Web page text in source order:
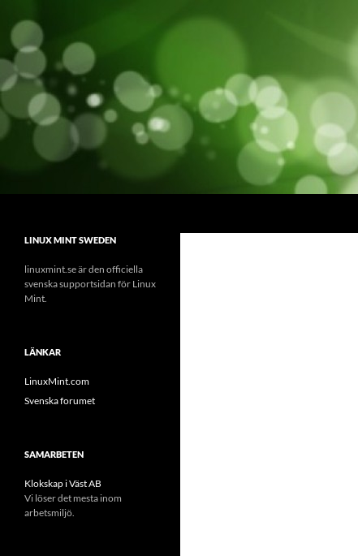
till
innehåll
Linux Mint Sweden
LINUX MINT SWEDEN
linuxmint.se är den officiella
svenska supportsidan för Linux
Mint.
LÄNKAR
LinuxMint.com
Svenska forumet
SAMARBETEN
Klokskap i Väst AB
Vi löser det mesta inom
arbetsmiljö.